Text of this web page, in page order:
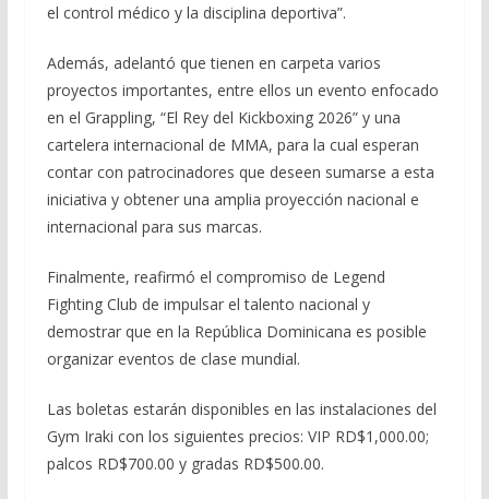
el control médico y la disciplina deportiva”.
Además, adelantó que tienen en carpeta varios
proyectos importantes, entre ellos un evento enfocado
en el Grappling, “El Rey del Kickboxing 2026” y una
cartelera internacional de MMA, para la cual esperan
contar con patrocinadores que deseen sumarse a esta
iniciativa y obtener una amplia proyección nacional e
internacional para sus marcas.
Finalmente, reafirmó el compromiso de Legend
Fighting Club de impulsar el talento nacional y
demostrar que en la República Dominicana es posible
organizar eventos de clase mundial.
Las boletas estarán disponibles en las instalaciones del
Gym Iraki con los siguientes precios: VIP RD$1,000.00;
palcos RD$700.00 y gradas RD$500.00.